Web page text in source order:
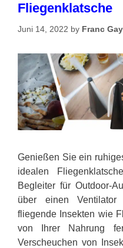
Fliegenklatsche
Juni 14, 2022 by Franc
Genießen Sie ein
idealen
Begleiter für Outdoor-
über einen
fliegende Insekten wie
von Ihrer Nahrung
Verscheuchen von